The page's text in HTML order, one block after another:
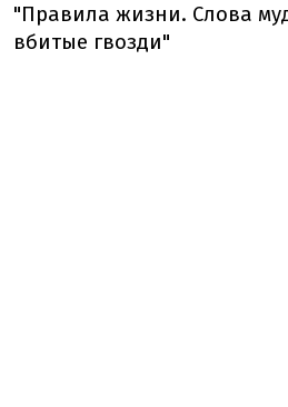
"Правила жизни. Слова
вбитые гвозди"